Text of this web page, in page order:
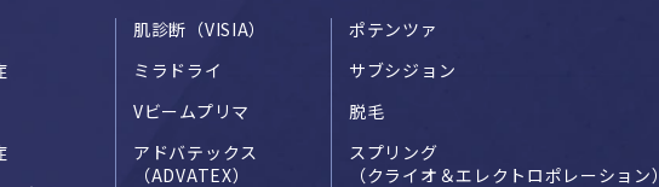
肌診断（VISIA）
ミラドライ
Vビームプリマ
アドバテックス
（ADVATEX）
ポテンツァ
サブシジョン
脱毛
スプリング
（クライオ＆エレクトロポレーション）